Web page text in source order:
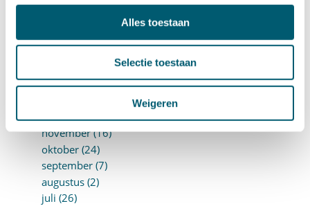
Alles toestaan
Selectie toestaan
Weigeren
juni (10)
april (18)
januari (24)
december (14)
november (16)
oktober (24)
september (7)
augustus (2)
juli (26)